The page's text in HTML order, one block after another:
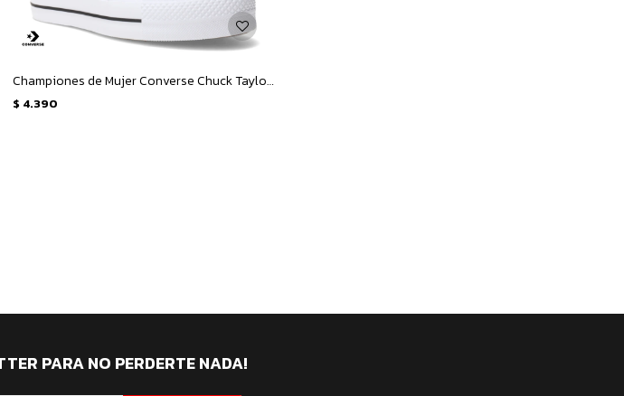
Championes de Mujer Converse Chuck Taylor Lift Plataforma - Marfil
$ 4.390
PARA NO PERDERTE NADA!